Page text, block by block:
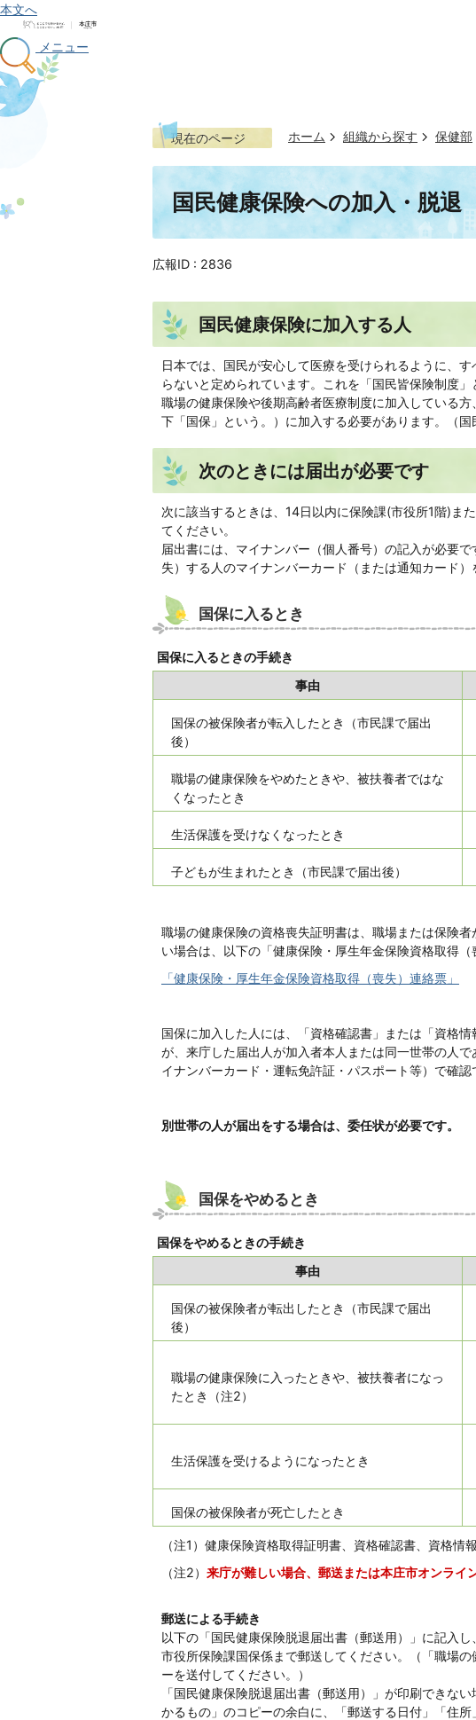
本文へ
メニュー
現在のページ ホーム 組織から探す 保健部
国民健康保険への加入・脱退
広報ID : 2836
国民健康保険に加入する人
日本では、国民が安心して医療を受けられるように、
らないと定められています。これを「国民皆保険制度」
職場の健康保険や後期高齢者医療制度に加入している
下「国保」という。）に加入する必要があります。（国
次のときには届出が必要です
次に該当するときは、14日以内に保険課(市役所1階)ま
てください。
届出書には、マイナンバー（個人番号）の記入が必要
失）する人のマイナンバーカード（または通知カード）
国保に入るとき
国保に入るときの手続き
事由
国保の被保険者が転入したとき（市民課で届出
後）
職場の健康保険をやめたときや、被扶養者ではな
くなったとき
生活保護を受けなくなったとき
子どもが生まれたとき（市民課で届出後）
職場の健康保険の資格喪失証明書は、職場または保険
い場合は、以下の「健康保険・厚生年金保険資格取得（
「健康保険・厚生年金保険資格取得（喪失）連絡票」
国保に加入した人には、「資格確認書」または「資格
が、来庁した届出人が加入者本人または同一世帯の人
イナンバーカード・運転免許証・パスポート等）で確認
別世帯の人が届出をする場合は、委任状が必要です。
国保をやめるとき
国保をやめるときの手続き
事由
国保の被保険者が転出したとき（市民課で届出
後）
職場の健康保険に入ったときや、被扶養者になっ
たとき（注2）
生活保護を受けるようになったとき
国保の被保険者が死亡したとき
（注1）健康保険資格取得証明書、資格確認書、資格情
（注2） 来庁が難しい場合、郵送または本庄市オンライ
郵送による手続き
以下の「国民健康保険脱退届出書（郵送用）」に記入
市役所保険課国保係まで郵送してください。（「職場
ーを送付してください。）
「国民健康保険脱退届出書（郵送用）」が印刷できな
かるもの」のコピーの余白に、「郵送する日付」「住